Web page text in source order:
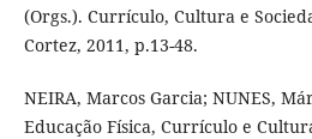
(Orgs.). Currículo, Cultura e
Cortez, 2011, p.13-48.
NEIRA, Marcos Garcia; NUNES,
Educação Física, Currículo e